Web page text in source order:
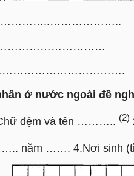
ở nước ngoài đề
đệm và tên ……….. (2)
năm ……. 4.Nơi sinh